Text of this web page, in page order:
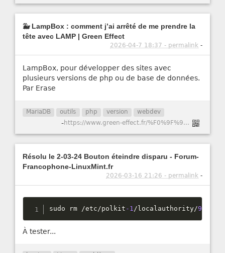
🐳 LampBox : comment j’ai arrêté de me prendre la
tête avec LAMP | Green Effect
2026-04-7 18:37 - permalink -
LampBox, pour développer des sites avec
plusieurs versions de php ou de base de données.
Par Erase
MariaDB outils php version webdev
- https://www.green-effect.fr/%F0%9F%90%B3-lampbox-comment-j%E2%80%99ai-arr%C3%AAt%C3%A9-de-me-prendre-la-t%C3%AAte-avec-lamp
Résolu le 2-03-24 Bouton éteindre disparu - Forum-
Francophone-LinuxMint.fr
2026-03-16 21:26 - permalink -
sudo rm /etc/polkit -1/ localauthority/90
À tester...